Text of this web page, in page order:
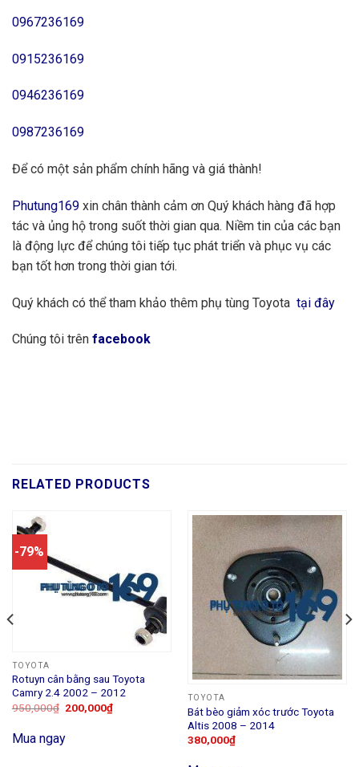
0967236169
0915236169
0946236169
0987236169
Để có một sản phẩm chính hãng và giá thành!
Phutung169 xin chân thành cảm ơn Quý khách hàng đã hợp
tác và ủng hộ trong suốt thời gian qua. Niềm tin của các bạn
là động lực để chúng tôi tiếp tục phát triển và phục vụ các
bạn tốt hơn trong thời gian tới.
Quý khách có thể tham khảo thêm phụ tùng Toyota tại đây
Chúng tôi trên facebook
RELATED PRODUCTS
-79%
TOYOTA
Rotuyn cân bằng sau Toyota
Camry 2.4 2002 – 2012
950,000₫ 200,000₫
Mua ngay
TOYOTA
Bát bèo giảm xóc trước Toyota
Altis 2008 – 2014
380,000₫